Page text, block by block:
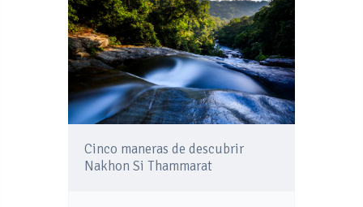
Cinco maneras de descubrir
Nakhon Si Thammarat